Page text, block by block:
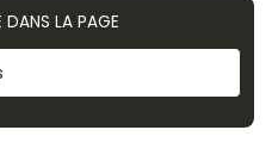
DANS LA PAGE